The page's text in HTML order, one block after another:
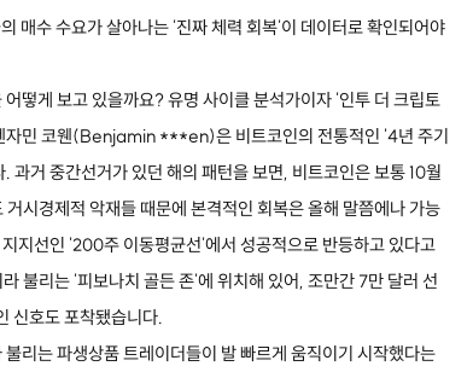
매수 수요가 살아나는 '진짜 체력 회복'이 데이터로 확인되어야
떻게 보고 있을까요? 유명 사이클 분석가이자 '인투 더 크립토
민 코웬(Benjamin ***en)은 비트코인의 전통적인 '4년 주기
과거 중간선거가 있던 해의 패턴을 보면, 비트코인은 보통 10월
시경제적 악재들 때문에 본격적인 회복은 올해 말쯤에나 가능
지선인 '200주 이동평균선'에서 성공적으로 반등하고 있다고
불리는 '피보나치 골든 존'에 위치해 있어, 조만간 7만 달러 선
신호도 포착됐습니다.
리는 파생상품 트레이더들이 발 빠르게 움직이기 시작했다는